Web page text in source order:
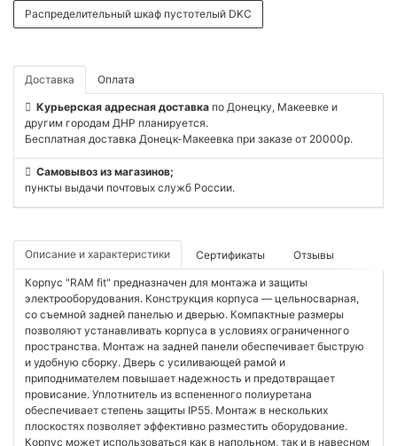
Распределительный шкаф пустотелый DKC
Доставка Оплата
Курьерская адресная доставка по Донецку, Макеевке и
другим городам ДНР планируется.
Бесплатная доставка Донецк-Макеевка при заказе от 20000р.
Самовывоз из магазинов;
пункты выдачи почтовых служб России.
Описание и характеристики Сертификаты Отзывы
Корпус "RAM fit" предназначен для монтажа и защиты
электрооборудования. Конструкция корпуса — цельносварная,
со съемной задней панелью и дверью. Компактные размеры
позволяют устанавливать корпуса в условиях ограниченного
пространства. Монтаж на задней панели обеспечивает быструю
и удобную сборку. Дверь с усиливающей рамой и
приподнимателем повышает надежность и предотвращает
провисание. Уплотнитель из вспененного полиуретана
обеспечивает степень защиты IP55. Монтаж в нескольких
плоскостях позволяет эффективно разместить оборудование.
Корпус может использоваться как в напольном, так и в навесном